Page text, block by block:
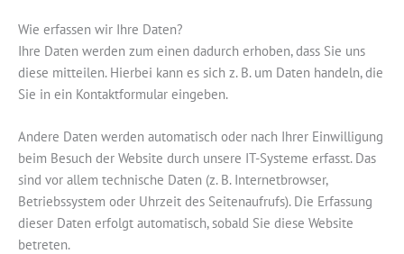
Wie erfassen wir Ihre Daten?
Ihre Daten werden zum einen dadurch erhoben, dass Sie uns
diese mitteilen. Hierbei kann es sich z. B. um Daten handeln, die
Sie in ein Kontaktformular eingeben.
Andere Daten werden automatisch oder nach Ihrer Einwilligung
beim Besuch der Website durch unsere IT-Systeme erfasst. Das
sind vor allem technische Daten (z. B. Internetbrowser,
Betriebssystem oder Uhrzeit des Seitenaufrufs). Die Erfassung
dieser Daten erfolgt automatisch, sobald Sie diese Website
betreten.